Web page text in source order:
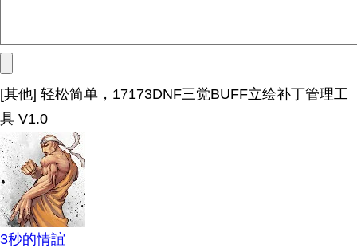
[其他] 轻松简单，17173DNF三觉BUFF立绘补丁管理工
具 V1.0
3秒的情誼